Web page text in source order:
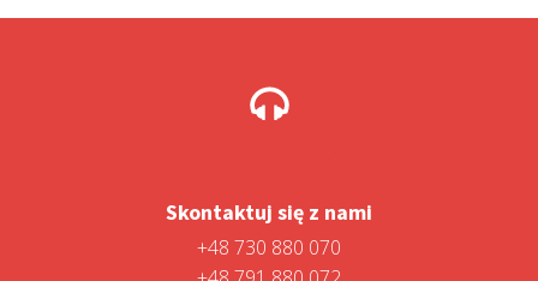
Skontaktuj się z nami
+48 730 880 070